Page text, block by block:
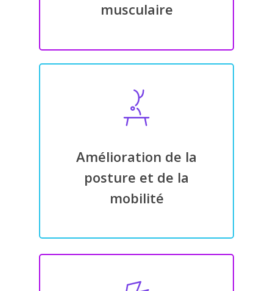
musculaire
Amélioration de la
posture et de la
mobilité